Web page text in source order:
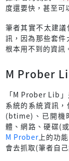
度還要快，甚至可
筆者其實不太建
訊，因為那些套
根本用不到的資訊
M Prober
「M Prober Lib
系統的系統資訊
(btime)、已開機
體、網路、硬碟(
M Prober上的功
會去抓取(筆者自